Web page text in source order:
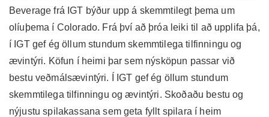
Beverage frá IGT býður upp á skemmtilegt þema um
olíuþema í Colorado. Frá því að þróa leiki til að upplifa þá,
í ​​IGT gef ég öllum stundum skemmtilega tilfinningu og
ævintýri. Köfun í heimi þar sem nýsköpun passar við
bestu veðmálsævintýri. Í IGT gef ég öllum stundum
skemmtilega tilfinningu og ævintýri. Skoðaðu bestu og
nýjustu spilakassana sem geta fyllt spilara í heim